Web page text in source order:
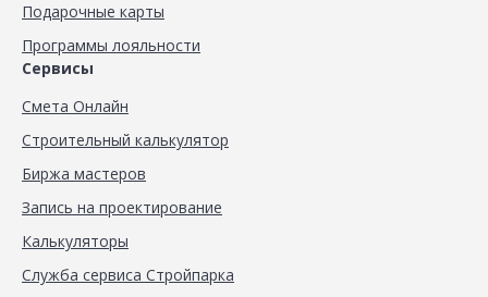
Подарочные карты
Программы лояльности
Сервисы
Смета Онлайн
Строительный калькулятор
Биржа мастеров
Запись на проектирование
Калькуляторы
Служба сервиса Стройпарка